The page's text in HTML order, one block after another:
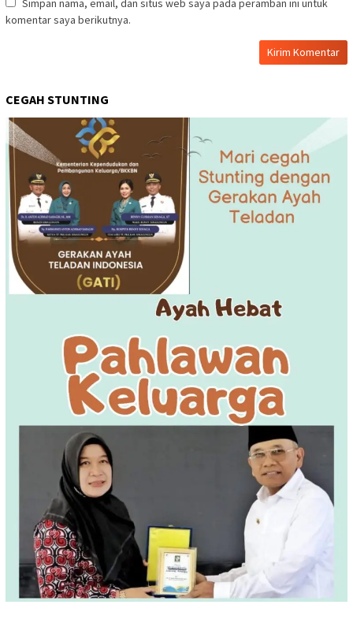
Simpan nama, email, dan situs web saya pada peramban ini untuk
komentar saya berikutnya.
CEGAH STUNTING